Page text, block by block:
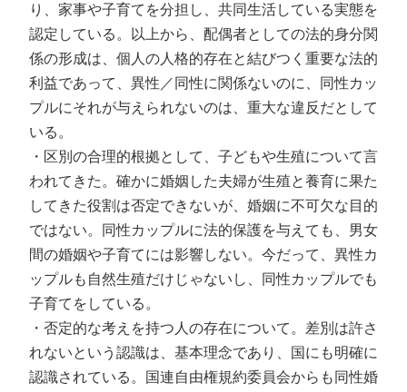
り、家事や子育てを分担し、共同生活している実態を
認定している。以上から、配偶者としての法的身分関
係の形成は、個人の人格的存在と結びつく重要な法的
利益であって、異性／同性に関係ないのに、同性カッ
プルにそれが与えられないのは、重大な違反だとして
いる。
・区別の合理的根拠として、子どもや生殖について言
われてきた。確かに婚姻した夫婦が生殖と養育に果た
してきた役割は否定できないが、婚姻に不可欠な目的
ではない。同性カップルに法的保護を与えても、男女
間の婚姻や子育てには影響しない。今だって、異性カ
ップルも自然生殖だけじゃないし、同性カップルでも
子育てをしている。
・否定的な考えを持つ人の存在について。差別は許さ
れないという認識は、基本理念であり、国にも明確に
認識されている。国連自由権規約委員会からも同性婚